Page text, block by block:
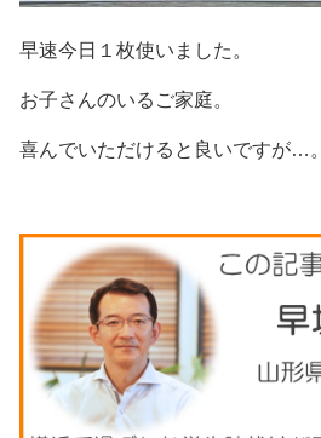
早速今日１枚使いました。
お子さんのいるご家庭。
喜んでいただけると良いですが…。